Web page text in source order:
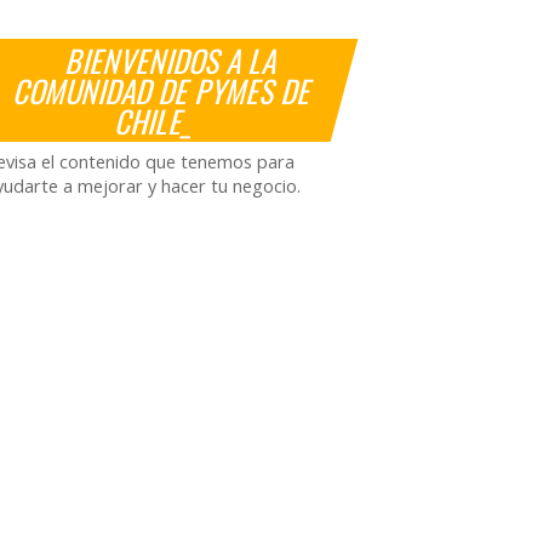
BIENVENIDOS A LA
COMUNIDAD DE PYMES DE
CHILE_
el contenido que tenemos para
a mejorar y hacer tu negocio.